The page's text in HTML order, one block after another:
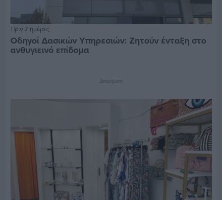
Πριν 2 ημέρες
Οδηγοί Δασικών Υπηρεσιών: Ζητούν ένταξη στο
ανθυγιεινό επίδομα
Διαφήμιση